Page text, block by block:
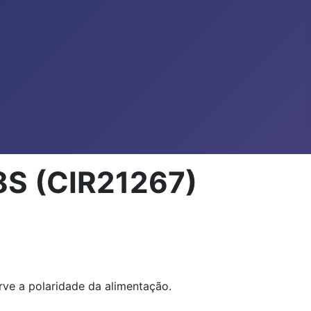
(CIR21267)
a polaridade da alimentação.